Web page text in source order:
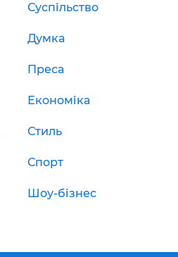
Суспільство
Думка
Преса
Економіка
Стиль
Спорт
Шоу-бізнес